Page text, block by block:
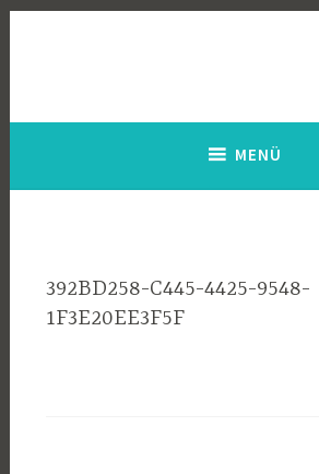
Zum
MENÜ
392BD258-C445-4425-9548-
1F3E20EE3F5F